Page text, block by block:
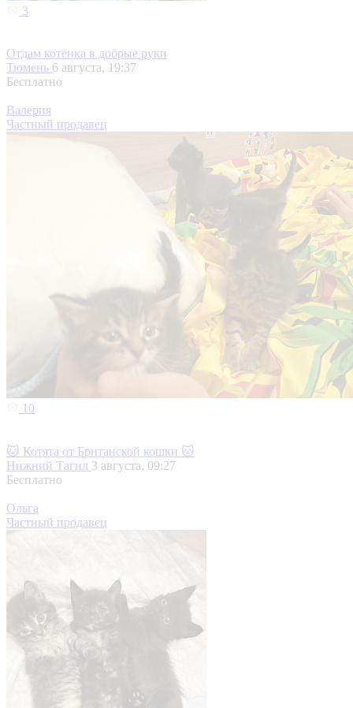
3
Отдам котенка в добрые руки
Тюмень 6 августа, 19:37
Бесплатно
Валерия
Частный продавец
10
🐱 Котята от Британской кошки 🐱
Нижний Тагил 3 августа, 09:27
Бесплатно
Ольга
Частный продавец